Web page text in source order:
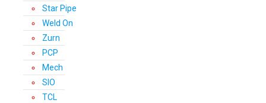
Star Pipe
Weld On
Zurn
PCP
Mech
SIO
TCL